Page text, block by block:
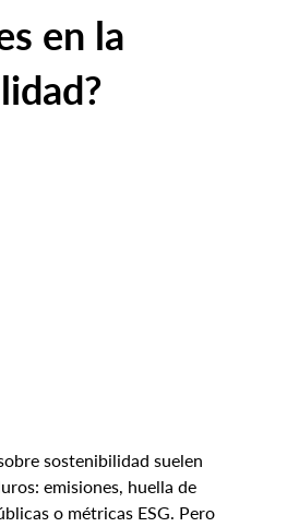
en la
sostenibilidad suelen
emisiones, huella de
o métricas ESG. Pero